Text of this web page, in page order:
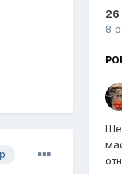
26
8